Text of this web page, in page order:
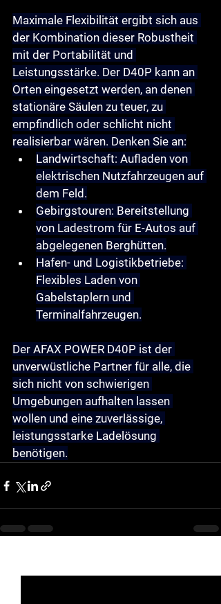
Maximale Flexibilität ergibt sich aus
der Kombination dieser Robustheit
mit der Portabilität und
Leistungsstärke. Der D40P kann an
Orten eingesetzt werden, an denen
stationäre Säulen zu teuer, zu
empfindlich oder schlicht nicht
realisierbar wären. Denken Sie an:
Landwirtschaft: Aufladen von
elektrischen Nutzfahrzeugen auf
dem Feld.
Gebirgstouren: Bereitstellung
von Ladestrom für E-Autos auf
abgelegenen Berghütten.
Hafen- und Logistikbetriebe:
Flexibles Laden von
Gabelstaplern und
Terminalfahrzeugen.
Der AFAX POWER D40P ist der
unverwüstliche Partner für alle, die
sich nicht von schwierigen
Umgebungen aufhalten lassen
wollen und eine zuverlässige,
leistungsstarke Ladelösung
benötigen.